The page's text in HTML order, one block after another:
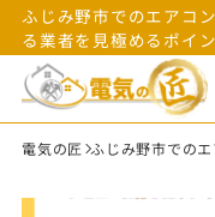
ふじみ野市でのエアコ
る業者を見極めるポイ
電気の匠 ふじみ野市での